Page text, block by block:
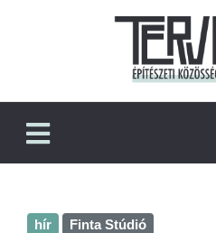
hír Finta Stúdió